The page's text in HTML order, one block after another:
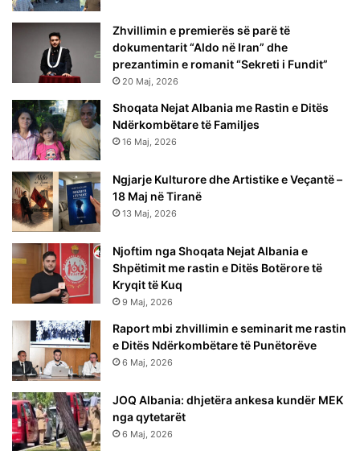
Zhvillimin e premierës së parë të
dokumentarit “Aldo në Iran” dhe
prezantimin e romanit “Sekreti i Fundit”
20 Maj, 2026
Shoqata Nejat Albania me Rastin e Ditës
Ndërkombëtare të Familjes
16 Maj, 2026
Ngjarje Kulturore dhe Artistike e Veçantë –
18 Maj në Tiranë
13 Maj, 2026
Njoftim nga Shoqata Nejat Albania e
Shpëtimit me rastin e Ditës Botërore të
Kryqit të Kuq
9 Maj, 2026
Raport mbi zhvillimin e seminarit me rastin
e Ditës Ndërkombëtare të Punëtorëve
6 Maj, 2026
JOQ Albania: dhjetëra ankesa kundër MEK
nga qytetarët
6 Maj, 2026